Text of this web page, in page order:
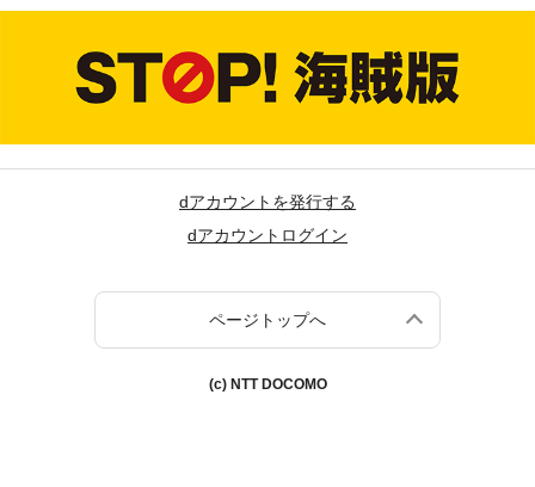
dアカウントを発行する
dアカウントログイン
ページトップへ
(c) NTT DOCOMO